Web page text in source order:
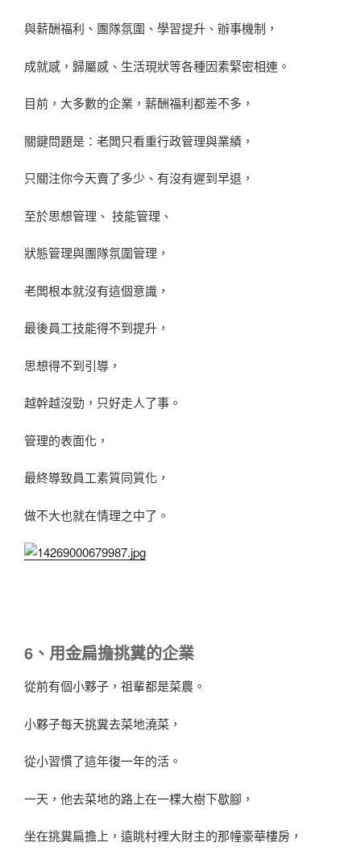
與薪酬福利、團隊氛圍、學習提升、辦事機制，
成就感，歸屬感、生活現狀等各種因素緊密相連。
目前，大多數的企業，薪酬福利都差不多，
關鍵問題是：老闆只看重行政管理與業績，
只關注你今天賣了多少、有沒有遲到早退，
至於思想管理、 技能管理、
狀態管理與團隊氛圍管理，
老闆根本就沒有這個意識，
最後員工技能得不到提升，
思想得不到引導，
越幹越沒勁，只好走人了事。
管理的表面化，
最終導致員工素質同質化，
做不大也就在情理之中了。
6、用金扁擔挑糞的企業
從前有個小夥子，祖輩都是菜農。
小夥子每天挑糞去菜地澆菜，
從小習慣了這年復一年的活。
一天，他去菜地的路上在一棵大樹下歇腳，
坐在挑糞扁擔上，遠眺村裡大財主的那幢豪華樓房，